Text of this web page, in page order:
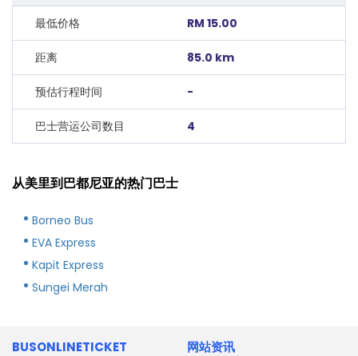
最低价格 RM 15.00
距离 85.0 km
预估行程时间 -
巴士营运公司数目 4
从美里到巴都尼亚的热门巴士
Borneo Bus
EVA Express
Kapit Express
Sungei Merah
BUSONLINETICKET 网站资讯